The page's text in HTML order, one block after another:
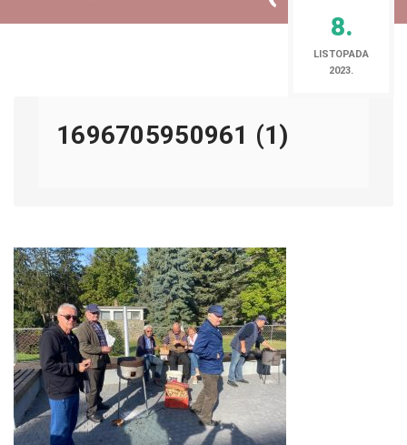
8.
LISTOPADA
2023.
1696705950961 (1)